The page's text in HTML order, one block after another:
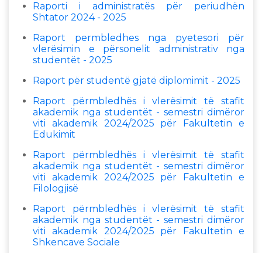
Raporti i administratës për periudhën
Shtator 2024 - 2025
Raport permbledhes nga pyetesori për
vlerësimin e përsonelit administrativ nga
studentët - 2025
Raport për studentë gjatë diplomimit - 2025
Raport përmbledhës i vlerësimit të stafit
akademik nga studentët - semestri dimëror
viti akademik 2024/2025 për Fakultetin e
Edukimit
Raport përmbledhës i vlerësimit të stafit
akademik nga studentët - semestri dimëror
viti akademik 2024/2025 për Fakultetin e
Filologjisë
Raport përmbledhës i vlerësimit të stafit
akademik nga studentët - semestri dimëror
viti akademik 2024/2025 për Fakultetin e
Shkencave Sociale